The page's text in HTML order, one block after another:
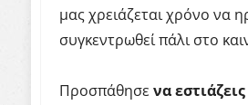
μας χρειάζεται χρόνο να
συγκεντρωθεί πάλι στο
Προσπάθησε να